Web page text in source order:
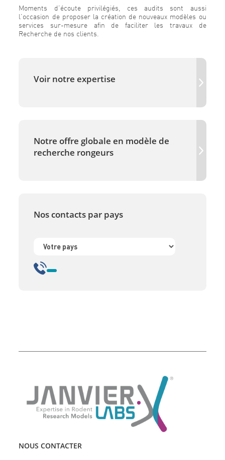
Moments d’écoute privilégiés, ces audits sont aussi
l’occasion de proposer la création de nouveaux modèles ou
services sur-mesure afin de faciliter les travaux de
Recherche de nos clients.
Voir notre expertise
Notre offre globale en modèle de
recherche rongeurs
Nos contacts par pays
NOUS CONTACTER